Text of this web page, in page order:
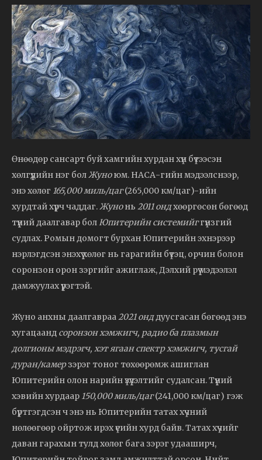
Өнөөдөр сансарт буй хамгийн хурдан хүн бүтээсэн
хөлгүүдийн нэг болЖуноюм. НАСА-гийн мэдээлснээр,
энэ хөлөг 165,000 миль/цаг(265,000 км/цаг)-ийн
хурдтай хүрч чаддаг.Жунонь 2011 ондхөөргөсөн бөгөөд
түүний даалгавар болЮпитерийн системийггүнзгий
судлах. Ромын домогт бурхан Юпитерийн эхнэрээр
нэрлэгдсэн энэхүү хөлөг нь гарагийн бүтэц, орчин болон
соронзон орон зэргийг ажиглаж, Дэлхий рүү мэдээлэл
дамжуулах үүрэгтэй.
Жуно анхны даалгавраа2021 онддуусгасан бөгөөд энэ
хугацаанд соронзон хэмжигч, радио ба плазмын
долгионы мэдрэгч, хэт ягаан спектр хэмжигч, тусгай
дуран/камерзэрэг тоног төхөөрөмж ашиглан
Юпитерийн олон нарийн үзүүлэлтийг судалсан. Түүний
хэвийн хурдаар 150,000 миль/цаг(241,000 км/цаг) гэж
бүртгэгдсэн ч энэ нь Юпитерийн татах хүчний
нөлөөгөөр ойртож ирэх үеийн хурд байв. Татах хүчийг
даван гарахын тулд хөлөг бага зэрэг удааширч,